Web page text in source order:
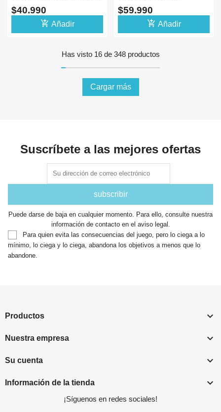
MICROPYTHON
$40.990
add_shopping_cart Añadir
BLUETOOTH 5.4 ZIGBEE
STM32
$59.990
add_shopping_cart Añadir
Has visto 16 de 348 productos
Cargar más
Suscríbete a las mejores ofertas
Puede darse de baja en cualquier momento. Para ello, consulte nuestra
información de contacto en el aviso legal.
Para quien evita las consecuencias del juego, pero lo ciega a lo
mínimo, lo ciega y lo ciega, abandona los objetivos a menos que lo
abandone.
Productos 
Nuestra empresa 
Su cuenta 
Información de la tienda 
¡Síguenos en redes sociales!